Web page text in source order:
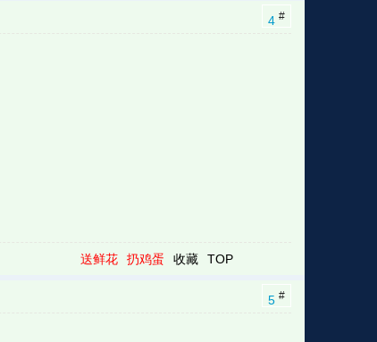
4 #
送鲜花 扔鸡蛋 收藏 TOP
5 #